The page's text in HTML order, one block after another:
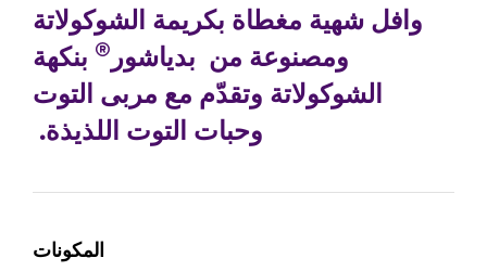
وافل شهية مغطاة بكريمة الشوكولاتة
ومصنوعة من بدياشور ® بنكهة
الشوكولاتة وتقدّم مع مربى التوت
وحبات التوت اللذيذة.
المكونات